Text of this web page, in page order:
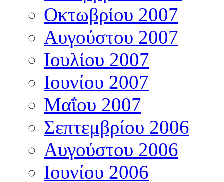
Οκτωβρίου 2007
Αυγούστου 2007
Ιουλίου 2007
Ιουνίου 2007
Μαΐου 2007
Σεπτεμβρίου 2006
Αυγούστου 2006
Ιουνίου 2006